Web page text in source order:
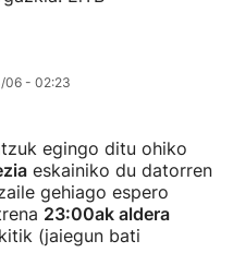
06 - 02:23
egingo ditu ohiko
eskainiko du datorren
gehiago espero
23:00ak aldera
(jaiegun bati